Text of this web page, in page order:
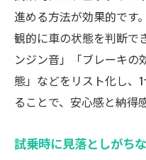
進める方法が効果的です
観的に車の状態を判断で
ンジン音」「ブレーキの
態」などをリスト化し、
ることで、安心感と納得
試乗時に見落としがち